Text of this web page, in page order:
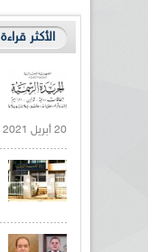
الأكثر قراءة
20 أبريل 2021 |